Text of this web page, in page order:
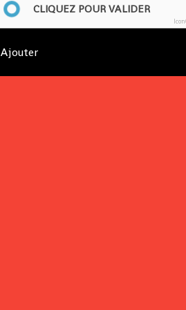
CLIQUEZ POUR VALIDER
Ajouter